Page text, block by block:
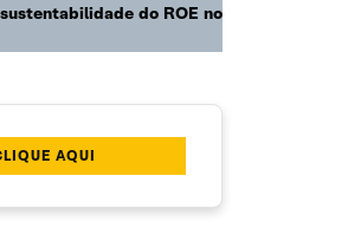
do ROE no
AQUI